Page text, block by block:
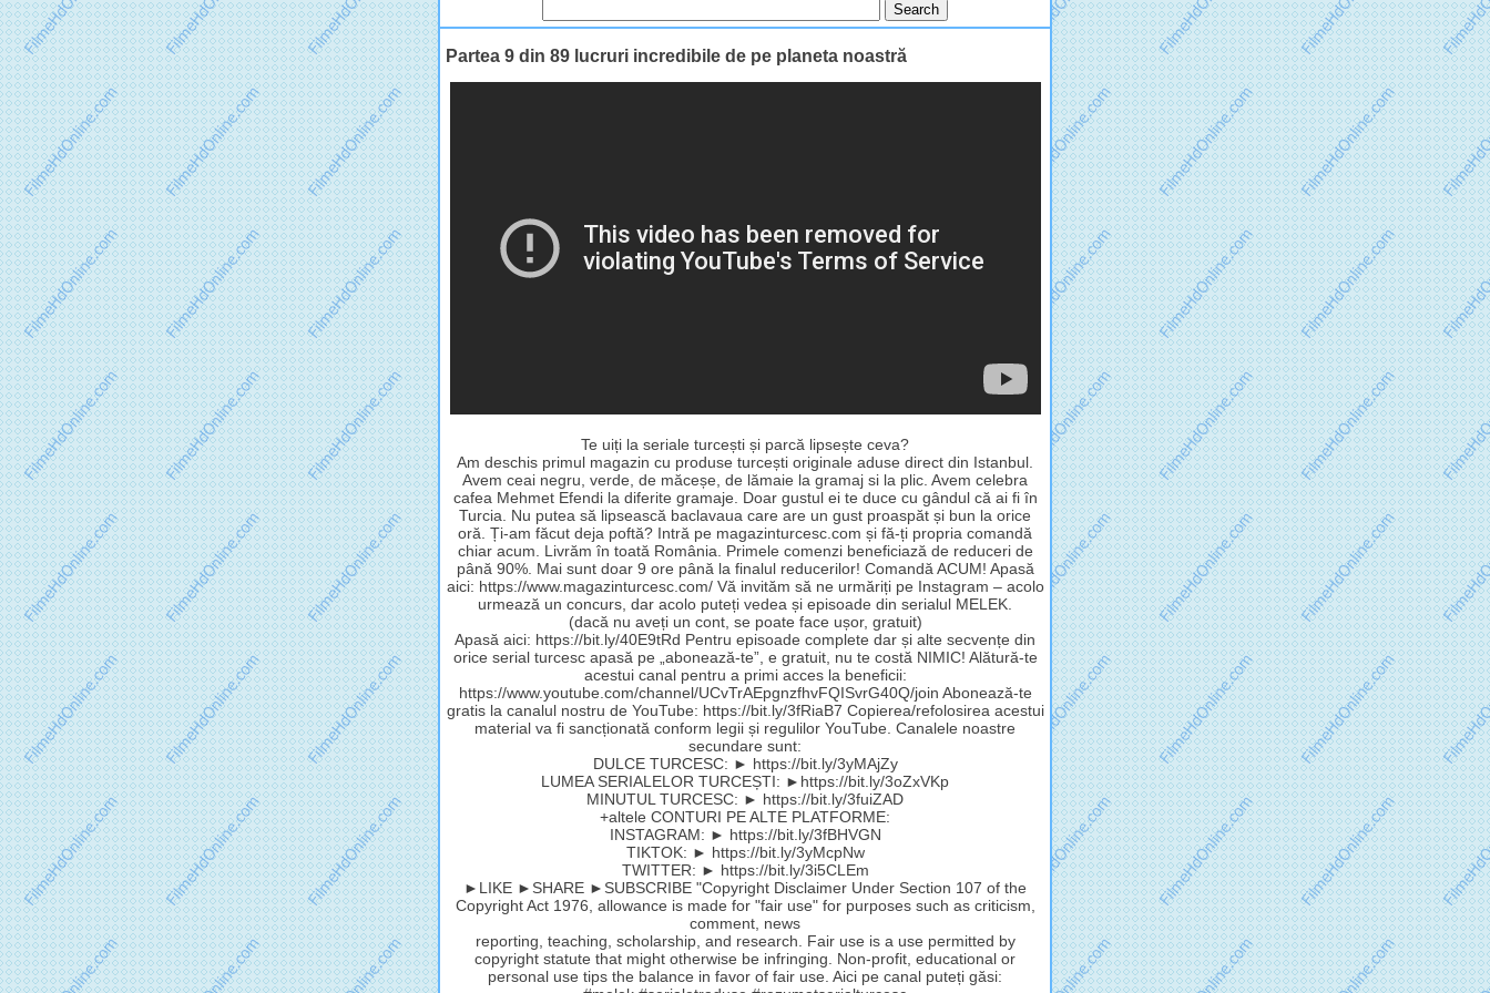
Partea 9 din 89 lucruri incredibile de pe planeta noastră
Te uiți la seriale turcești și parcă lipsește ceva?
Am deschis primul magazin cu produse turcești originale aduse direct din Istanbul.
Avem ceai negru, verde, de măceșe, de lămaie la gramaj si la plic. Avem celebra
cafea Mehmet Efendi la diferite gramaje. Doar gustul ei te duce cu gândul că ai fi în
Turcia. Nu putea să lipsească baclavaua care are un gust proaspăt și bun la orice
oră. Ți-am făcut deja poftă? Intră pe magazinturcesc.com și fă-ți propria comandă
chiar acum. Livrăm în toată România. Primele comenzi beneficiază de reduceri de
până 90%. Mai sunt doar 9 ore până la finalul reducerilor! Comandă ACUM! Apasă
aici: https://www.magazinturcesc.com/ Vă invităm să ne urmăriți pe Instagram – acolo
urmează un concurs, dar acolo puteți vedea și episoade din serialul MELEK.
(dacă nu aveți un cont, se poate face ușor, gratuit)
Apasă aici: https://bit.ly/40E9tRd Pentru episoade complete dar și alte secvențe din
orice serial turcesc apasă pe „abonează-te”, e gratuit, nu te costă NIMIC! Alătură-te
acestui canal pentru a primi acces la beneficii:
https://www.youtube.com/channel/UCvTrAEpgnzfhvFQISvrG40Q/join Abonează-te
gratis la canalul nostru de YouTube: https://bit.ly/3fRiaB7 Copierea/refolosirea acestui
material va fi sancționată conform legii și regulilor YouTube. Canalele noastre
secundare sunt:
DULCE TURCESC: ► https://bit.ly/3yMAjZy
LUMEA SERIALELOR TURCEȘTI: ►https://bit.ly/3oZxVKp
MINUTUL TURCESC: ► https://bit.ly/3fuiZAD
+altele CONTURI PE ALTE PLATFORME:
INSTAGRAM: ► https://bit.ly/3fBHVGN
TIKTOK: ► https://bit.ly/3yMcpNw
TWITTER: ► https://bit.ly/3i5CLEm
►LIKE ►SHARE ►SUBSCRIBE "Copyright Disclaimer Under Section 107 of the
Copyright Act 1976, allowance is made for "fair use" for purposes such as criticism,
comment, news
reporting, teaching, scholarship, and research. Fair use is a use permitted by
copyright statute that might otherwise be infringing. Non-profit, educational or
personal use tips the balance in favor of fair use. Aici pe canal puteți găsi: